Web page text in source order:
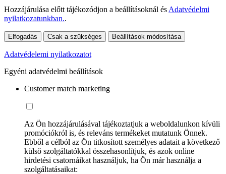
Hozzájárulása előtt tájékozódjon a beállításoknál és Adatvédelmi
nyilatkozatunkban..
Elfogadás Csak a szükséges Beállítások módosítása
Adatvédelemi nyilatkozatot
Egyéni adatvédelmi beállítások
Customer match marketing
Az Ön hozzájárulásával tájékoztatjuk a weboldalunkon kívüli
promóciókról is, és releváns termékeket mutatunk Önnek.
Ebből a célból az Ön titkosított személyes adatait a következő
külső szolgáltatókkal összehasonlítjuk, és azok online
hirdetési csatornáikat használjuk, ha Ön már használja a
szolgáltatásaikat: